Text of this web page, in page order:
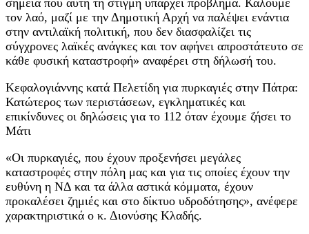
τον λαό, μαζί με την Δημοτική Αρχή να παλέψει ενάντια
στην αντιλαϊκή πολιτική, που δεν διασφαλίζει τις
σύγχρονες λαϊκές ανάγκες και τον αφήνει απροστάτευτο σε
κάθε φυσική καταστροφή» αναφέρει στη δήλωσή του.
Κεφαλογιάννης κατά Πελετίδη για πυρκαγιές στην Πάτρα:
Κατώτερος των περιστάσεων, εγκληματικές και
επικίνδυνες οι δηλώσεις για το 112 όταν έχουμε ζήσει το
Μάτι
«Οι πυρκαγιές, που έχουν προξενήσει μεγάλες
καταστροφές στην πόλη μας και για τις οποίες έχουν την
ευθύνη η ΝΔ και τα άλλα αστικά κόμματα, έχουν
προκαλέσει ζημιές και στο δίκτυο υδροδότησης», ανέφερε
χαρακτηριστικά ο κ. Διονύσης Κλαδής.